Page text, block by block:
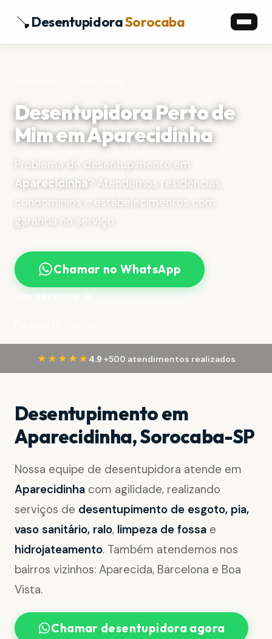
DesentupidoraSorocaba
Desentupidora Perto de
Mim em Aparecidinha
Problema de desentupimento em
Aparecidinha? Atendemos residências,
condomínios e estabelecimentos com
garantia no serviço.
Chamar no WhatsApp
Ver serviços →
★★★★★ 4.9·+500 atendimentos realizados
Desentupimento em
Aparecidinha, Sorocaba-SP
Nossa equipe de desentupidora atende em
Aparecidinha com agilidade, realizando
serviços de desentupimento de esgoto, pia,
vaso sanitário, ralo, limpeza de fossa e
hidrojateamento. Também atendemos nos
bairros vizinhos: Aparecida, Barcelona e Boa
Vista.
Chamar desentupidora agora